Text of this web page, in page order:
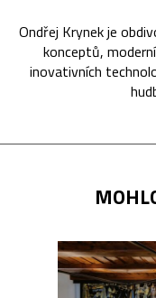
Ondřej Krynek je
konceptů,
inovativních